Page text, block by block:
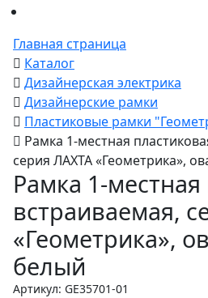
Главная страница
Каталог
Дизайнерская электрика
Дизайнерские рамки
Пластиковые рамки
Рамка 1-местная
серия ЛАХТА «Геометрика»,
Рамка 1-местная
встраиваемая,
«Геометрика»,
белый
Артикул: GE35701-01